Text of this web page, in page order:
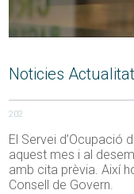
Noticies Actualitat
202
El Servei d’Ocupació
aquest mes i al
amb cita prèvia. Així
Consell de Govern.